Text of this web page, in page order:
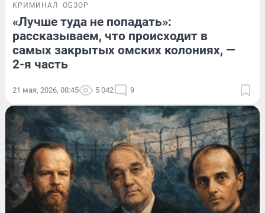
КРИМИНАЛ ОБЗОР
«Лучше туда не попадать»:
рассказываем, что происходит в
самых закрытых омских колониях, —
2-я часть
21 мая, 2026, 08:45 5 042 9